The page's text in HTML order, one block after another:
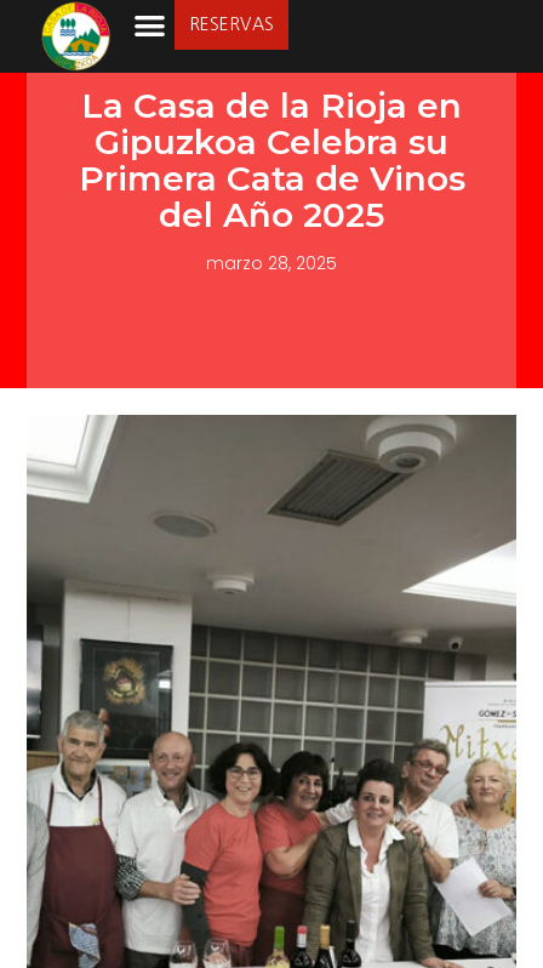
RESERVAS
La Casa de la Rioja en
Gipuzkoa Celebra su
Primera Cata de Vinos
del Año 2025
marzo 28, 2025